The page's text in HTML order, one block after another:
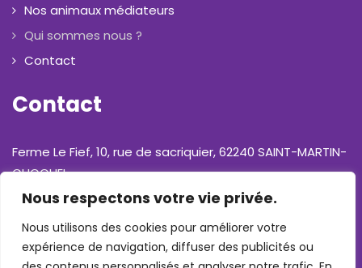
Nous respectons votre vie privée.
Nous utilisons des cookies pour améliorer votre
expérience de navigation, diffuser des publicités ou
Nos animaux médiateurs
Qui sommes nous ?
Contact
Contact
Ferme Le Fief, 10, rue de sacriquier, 62240 SAINT-MARTIN-
CHOQUEL
Téléphone : 06 31 17 01 13
E-mail : contact@aurore-mediation-animale.fr